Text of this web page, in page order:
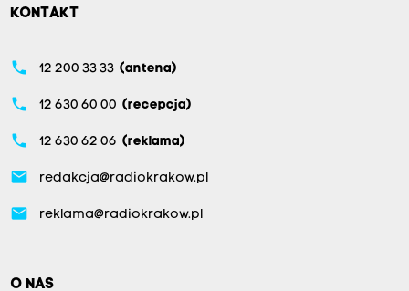
KONTAKT
phone 12 200 33 33 (antena)
phone 12 630 60 00 (recepcja)
phone 12 630 62 06 (reklama)
email redakcja@radiokrakow.pl
email reklama@radiokrakow.pl
O NAS